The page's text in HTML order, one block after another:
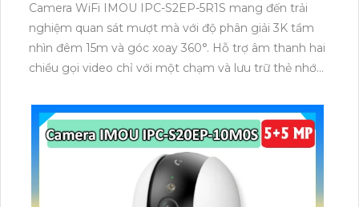
Camera WiFi IMOU IPC-S2EP-5R1S mang đến trải
nghiệm quan sát mượt mà với độ phân giải 3K tầm
nhìn đêm 15m và góc xoay 360°. Hỗ trợ âm thanh hai
chiều gọi video chỉ với một chạm và lưu trữ thẻ nhớ
phòng cần theo dõi ổn định hình ảnh rõ nét kết nối
WiFi mạnh mẽ.